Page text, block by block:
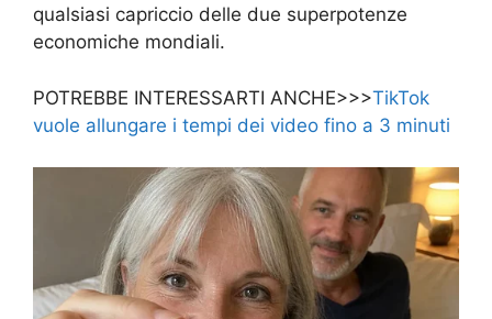
qualsiasi capriccio delle due superpotenze
economiche mondiali.
POTREBBE INTERESSARTI ANCHE>>>TikTok
vuole allungare i tempi dei video fino a 3 minuti